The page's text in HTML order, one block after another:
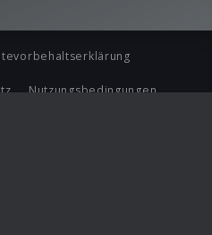
Nutzungsbedingungen